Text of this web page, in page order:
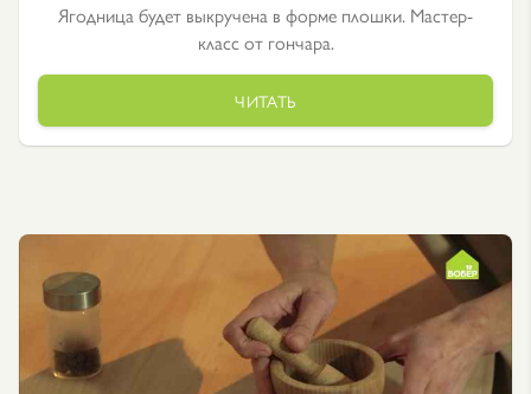
Ягодница будет выкручена в форме плошки. Мастер-
класс от гончара.
ЧИТАТЬ